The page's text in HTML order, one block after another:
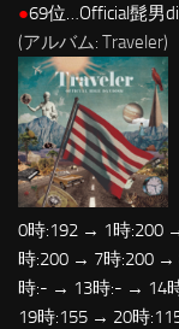
●69位…Official髭男
(アルバム: Traveler)
0時:192 → 1時:200
時:200 → 7時:200
時:- → 13時:- → 14
19時:155 → 20時